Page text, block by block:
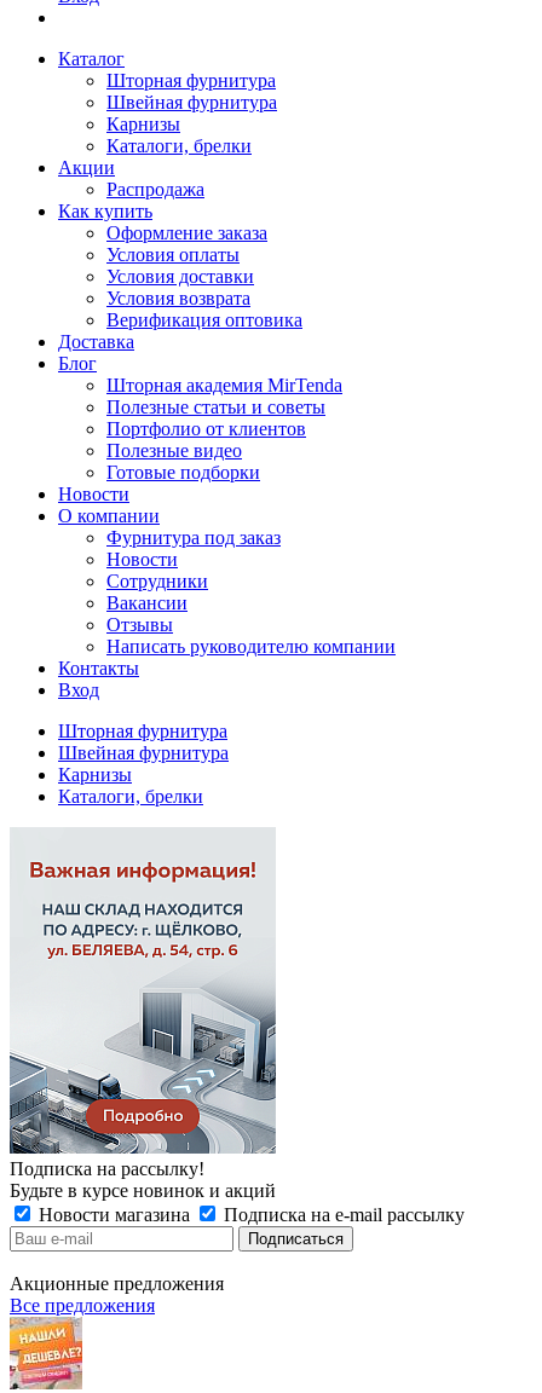
Каталог
Шторная фурнитура
Швейная фурнитура
Карнизы
Каталоги, брелки
Акции
Распродажа
Как купить
Оформление заказа
Условия оплаты
Условия доставки
Условия возврата
Верификация оптовика
Доставка
Блог
Шторная академия MirTenda
Полезные статьи и советы
Портфолио от клиентов
Полезные видео
Готовые подборки
Новости
О компании
Фурнитура под заказ
Новости
Сотрудники
Вакансии
Отзывы
Написать руководителю компании
Контакты
Вход
Шторная фурнитура
Швейная фурнитура
Карнизы
Каталоги, брелки
Подписка на рассылку!
Будьте в курсе новинок и акций
Новости магазина
Подписка на e-mail рассылку
Акционные предложения
Все предложения